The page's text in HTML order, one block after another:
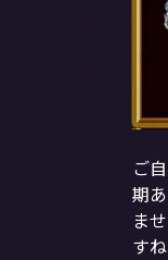
ご
期
ま
すね